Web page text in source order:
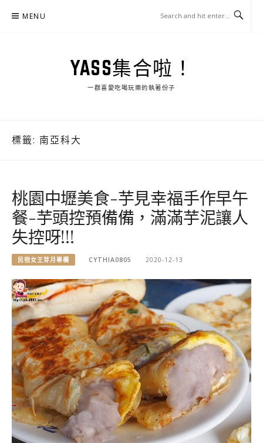
MENU
YASS集合啦！
一群喜愛吃喝玩樂的執著份子
標籤: 南亞科大
桃園中壢美食-芋見幸福手作早午
餐-芋頭控預備備，滿滿芋泥讓人
失控呀!!!
民宿女王芽月專欄 CYTHIA0805 2020-12-13